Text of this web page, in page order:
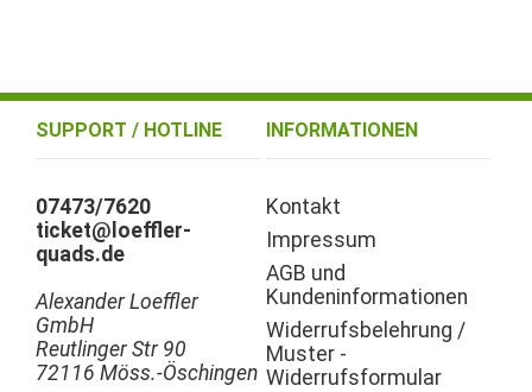
SUPPORT / HOTLINE
07473/7620
ticket@loeffler-
quads.de
Alexander Loeffler
GmbH
Reutlinger Str 90
72116 Möss.-Öschingen
INFORMATIONEN
Kontakt
Impressum
AGB und
Kundeninformationen
Widerrufsbelehrung /
Muster -
Widerrufsformular